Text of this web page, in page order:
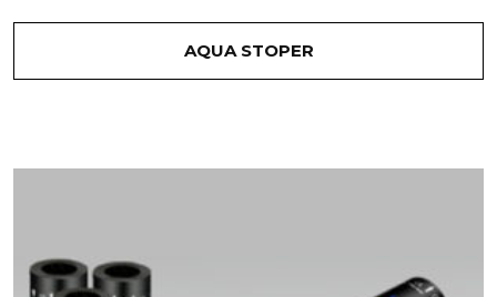
AQUA STOPER